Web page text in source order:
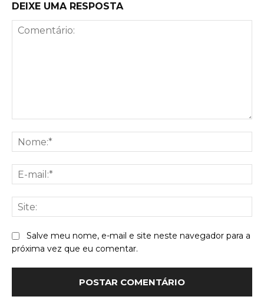
DEIXE UMA RESPOSTA
Salve meu nome, e-mail e site neste navegador para a
próxima vez que eu comentar.